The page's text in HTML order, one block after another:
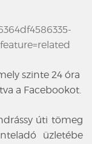
szinte 24 óra
a Facebookot.
úti tömeg
üzletébe